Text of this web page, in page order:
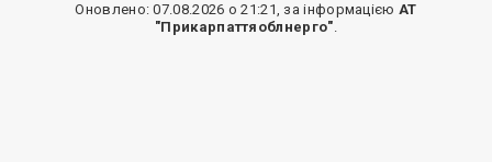
Оновлено: 07.08.2026 о 21:21, за інформацією АТ
"Прикарпаттяоблнерго".